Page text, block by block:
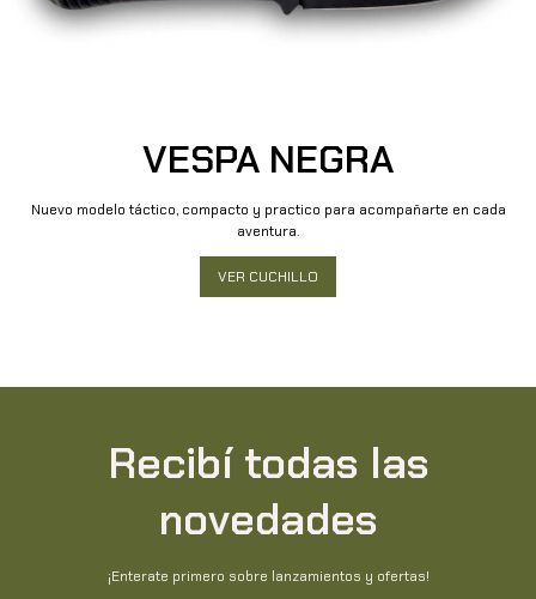
VESPA NEGRA
Nuevo modelo táctico, compacto y practico para acompañarte en cada
aventura.
VER CUCHILLO
Recibí todas las
novedades
¡Enterate primero sobre lanzamientos y ofertas!